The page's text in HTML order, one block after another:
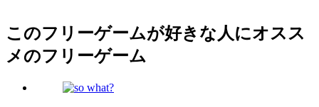
このフリーゲームが好きな人にオスス
メのフリーゲーム